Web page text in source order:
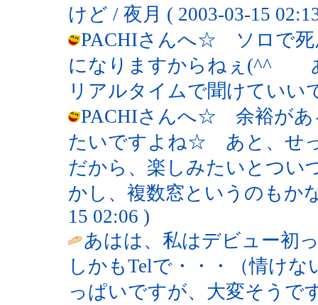
けど / 夜月 ( 2003-03-15
PACHIさんへ☆ ソロで死
になりますからねぇ(^^ゞ
リアルタイムで聞けていい
PACHIさんへ☆ 余裕があ
たいですよね☆ あと、せ
だから、楽しみたいとつ
かし、複数窓というのもか
15 02:06 )
あはは、私はデビュー初
しかもTelで・・・（情け
っぱいですが、大変そうで